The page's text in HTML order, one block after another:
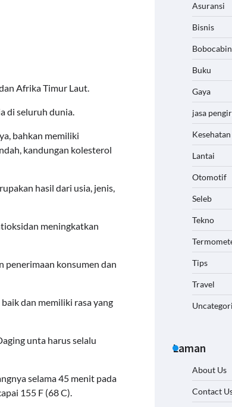
Afrika Timur Laut.
di seluruh dunia.
bahkan memiliki
kandungan kolesterol
hasil dari usia, jenis,
meningkatkan
penerimaan konsumen dan
dan memiliki rasa yang
unta harus selalu
selama 45 menit pada
155 F (68 C).
Asuransi
Bisnis
Bobocabin
Buku
Gaya
jasa
Kesehatan
Lantai
Otomotif
Seleb
Tekno
Tips
Travel
Laman
About Us
Contact